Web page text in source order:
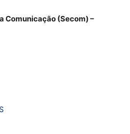
Comunicação (Secom) –